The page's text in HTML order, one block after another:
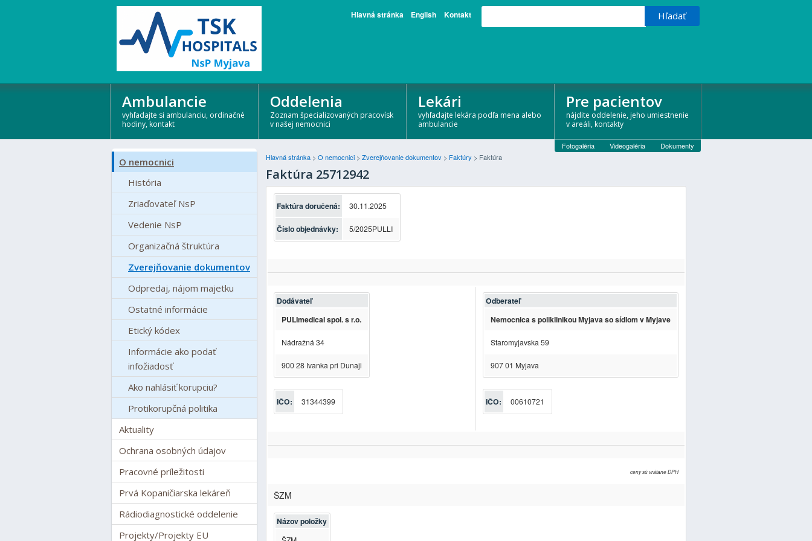
Hlavná stránka English Kontakt
Ambulancie
vyhľadajte si ambulanciu, ordinačné
hodiny, kontakt
Oddelenia
Zoznam špecializovaných pracovísk
v našej nemocnici
Lekári
vyhľadajte lekára podľa mena alebo
ambulancie
Pre pacientov
nájdite oddelenie, jeho umiestnenie
v areáli, kontakty
O nemocnici
História
Zriaďovateľ NsP
Vedenie NsP
Organizačná štruktúra
Zverejňovanie dokumentov
Odpredaj, nájom majetku
Ostatné informácie
Etický kódex
Informácie ako podať
infožiadosť
Ako nahlásiť korupciu?
Protikorupčná politika
Aktuality
Ochrana osobných údajov
Pracovné príležitosti
Prvá Kopaničiarska lekáreň
Rádiodiagnostické oddelenie
Projekty/Projekty EU
Fotogaléria Videogaléria
Dokumenty
Hlavná stránka > O nemocnici > Zverejňovanie dokumentov > Faktúry > Faktúra
Faktúra 25712942
Faktúra doručená: 30.11.2025
Číslo objednávky: 5/2025PULLI
Dodávateľ
PULImedical spol. s r.o.
Nádražná 34
900 28 Ivanka pri Dunaji
IČO: 31344399
Odberateľ
Nemocnica s poliklinikou Myjava so sídlom v Myjave
Staromyjavska 59
907 01 Myjava
IČO: 00610721
ceny sú vrátane DPH
ŠZM
Názov položky